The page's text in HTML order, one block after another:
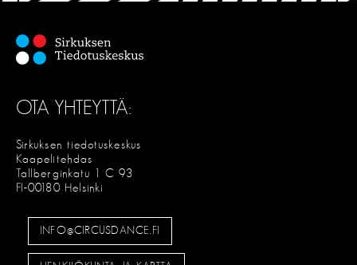
OTA YHTEYTTÄ:
Sirkuksen tiedotuskeskus
Kaapelitehdas
Tallberginkatu 1 C 93
FI-00180 Helsinki
INFO@CIRCUSDANCE.FI